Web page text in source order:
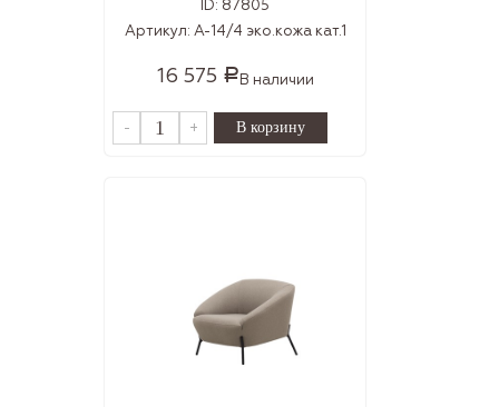
ID: 87805
Артикул: А-14/4 эко.кожа кат.1
16 575 Р В наличии
- +